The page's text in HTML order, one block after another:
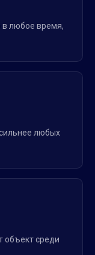
в любое время,
любых
объект среди